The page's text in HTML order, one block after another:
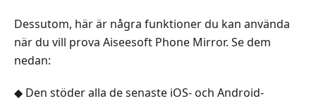
Dessutom, här är några funktioner du kan använda
när du vill prova Aiseesoft Phone Mirror. Se dem
nedan:
◆ Den stöder alla de senaste iOS- och Android-